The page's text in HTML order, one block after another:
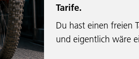
Tarife.
Du hast einen freien
und eigentlich wäre